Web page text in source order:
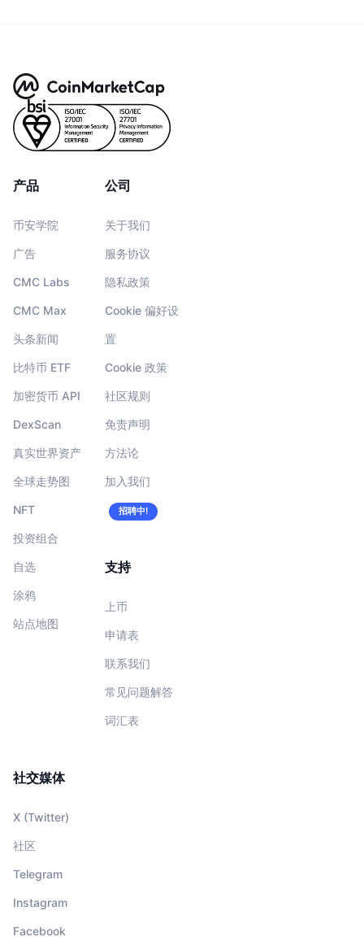
产品
币安学院
广告
CMC Labs
CMC Max
头条新闻
比特币 ETF
加密货币 API
DexScan
真实世界资产
全球走势图
NFT
投资组合
自选
涂鸦
站点地图
公司
关于我们
服务协议
隐私政策
Cookie 偏好设
置
Cookie 政策
社区规则
免责声明
方法论
加入我们
招聘中!
支持
上币
申请表
联系我们
常见问题解答
词汇表
社交媒体
X (Twitter)
社区
Telegram
Instagram
Facebook